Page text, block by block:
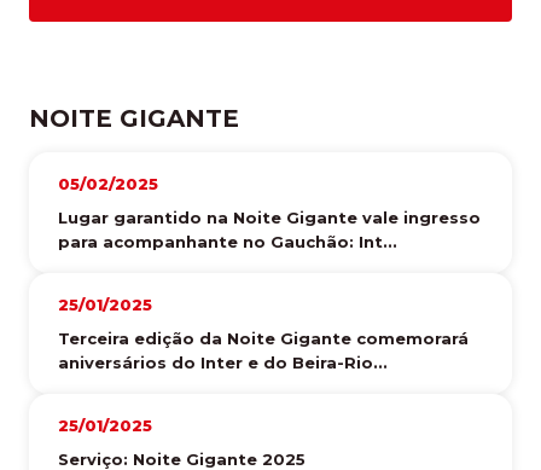
NOITE GIGANTE
05/02/2025
Lugar garantido na Noite Gigante vale ingresso
para acompanhante no Gauchão: Int...
25/01/2025
Terceira edição da Noite Gigante comemorará
aniversários do Inter e do Beira-Rio...
25/01/2025
Serviço: Noite Gigante 2025